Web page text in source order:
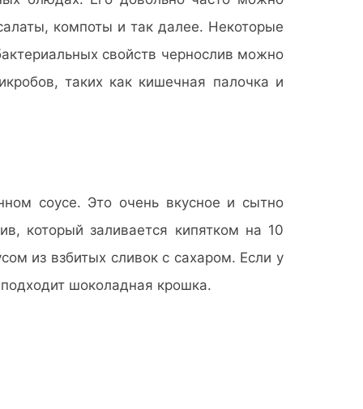
компоты и так далее. Некоторые
свойств чернослив можно
таких как кишечная палочка и
соусе. Это очень вкусное и сытно
который заливается кипятком на 10
из взбитых сливок с сахаром. Если у
шоколадная крошка.